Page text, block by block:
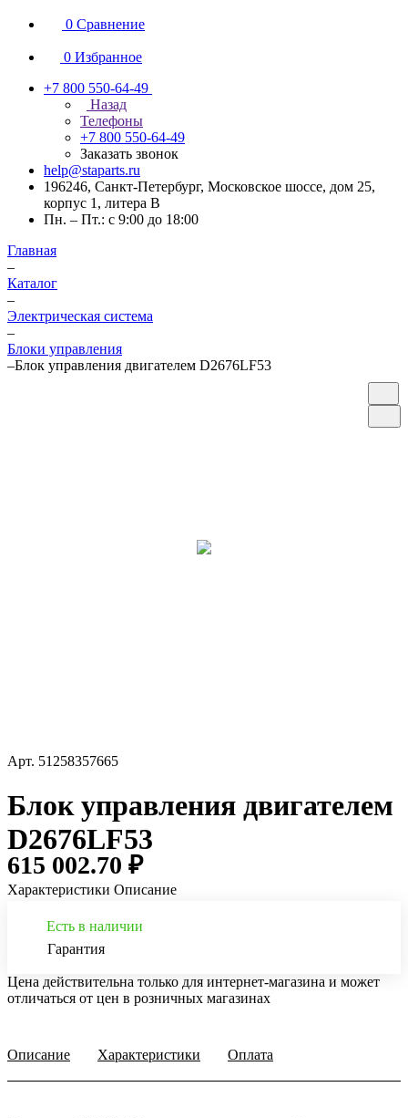
0 Сравнение
0 Избранное
+7 800 550-64-49
Назад
Телефоны
+7 800 550-64-49
Заказать звонок
help@staparts.ru
196246, Санкт-Петербург, Московское шоссе, дом 25,
корпус 1, литера В
Пн. – Пт.: с 9:00 до 18:00
Главная
–
Каталог
–
Электрическая система
–
Блоки управления
–Блок управления двигателем D2676LF53
Арт. 51258357665
Блок управления двигателем
D2676LF53
615 002.70 ₽
Характеристики Описание
Есть в наличии
Гарантия
Цена действительна только для интернет-магазина и может
отличаться от цен в розничных магазинах
Описание Характеристики Оплата